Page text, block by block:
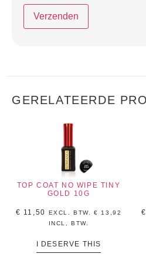
GERELATEERDE
TOP COAT NO WIPE TINY
GOLD 10G
€ 11,50 EXCL. BTW.€
13,92
INCL, BTW.
I DESERVE THIS
€